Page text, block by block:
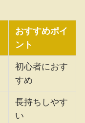
おすすめポイ
ント
初心者におす
すめ
長持ちしやす
い